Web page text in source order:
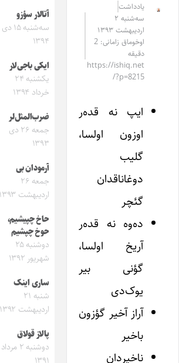
یادداشت
سه‌شنبه ۲
اردیبهشت ۱۳۹۳
اوخوماق زامانی: 2
دقیقه
https://ishiq.net
/?p=8215
ایپ نه قده‌ر
اوزون اولسا،
گلیب
دوغاناقدان
گئچر
ده‌وه نه قده‌ر
آریخ اولسا،
گؤنی بیر
یوک‌دی
آراز آخیر گؤزون
باخیر
ناخیردان
آتالار سؤزو
سه‌شنبه ۱۵ دی
۱۳۹۴
ایکی باجی‌لار
یکشنبه ۲۴
خرداد ۱۳۹۴
ضرب‌المثل‌لر
جمعه ۲۶ دی
۱۳۹۳
آرمودان بی
جمعه ۲۶
اردیبهشت ۱۳۹۳
حاخ چپیشیم،
حوخ چپشیم
دوشنبه ۲۵
شهریور ۱۳۹۲
ساری اینک
شنبه ۲۱
اردیبهشت ۱۳۹۲
پالاز قولاق
دوشنبه ۲ مرداد